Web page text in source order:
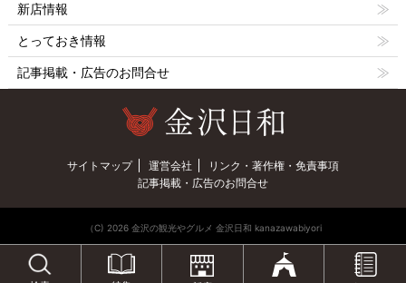
新店情報
とっておき情報
記事掲載・広告のお問合せ
サイトマップ 運営会社
リンク・著作権・免責事項
記事掲載・広告のお問合せ
（C) 2026 金沢の観光やグルメ 金沢日和 kanazawabiyori